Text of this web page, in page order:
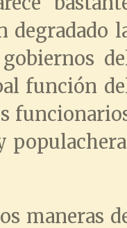
degradado
función
maneras